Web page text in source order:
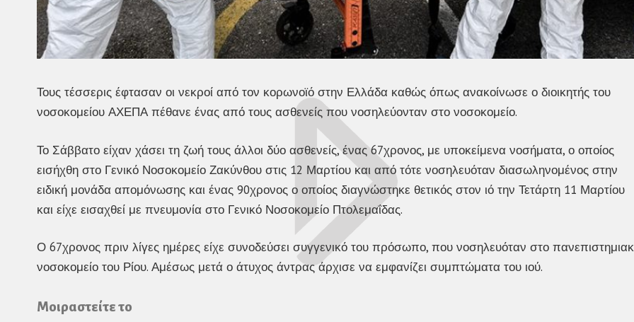
Τους τέσσερις έφτασαν οι νεκροί από τον κορωνοϊό στην Ελλάδα καθώς όπως ανακοίνωσε ο διοικητής του
νοσοκομείου ΑΧΕΠΑ πέθανε ένας από τους ασθενείς που νοσηλεύονταν στο νοσοκομείο.
Το Σάββατο είχαν χάσει τη ζωή τους άλλοι δύο ασθενείς, ένας 67χρονος, με υποκείμενα νοσήματα, ο οποίος
εισήχθη στο Γενικό Νοσοκομείο Ζακύνθου στις 12 Μαρτίου και από τότε νοσηλευόταν διασωληνομένος στην
ειδική μονάδα απομόνωσης και ένας 90χρονος ο οποίος διαγνώστηκε θετικός στον ιό την Τετάρτη 11 Μαρτίου
και είχε εισαχθεί με πνευμονία στο Γενικό Νοσοκομείο Πτολεμαΐδας.
Ο 67χρονος πριν λίγες ημέρες είχε συνοδεύσει συγγενικό του πρόσωπο, που νοσηλευόταν στο
νοσοκομείο του Ρίου. Αμέσως μετά ο άτυχος άντρας άρχισε να εμφανίζει συμπτώματα του ιού.
Μοιραστείτε το